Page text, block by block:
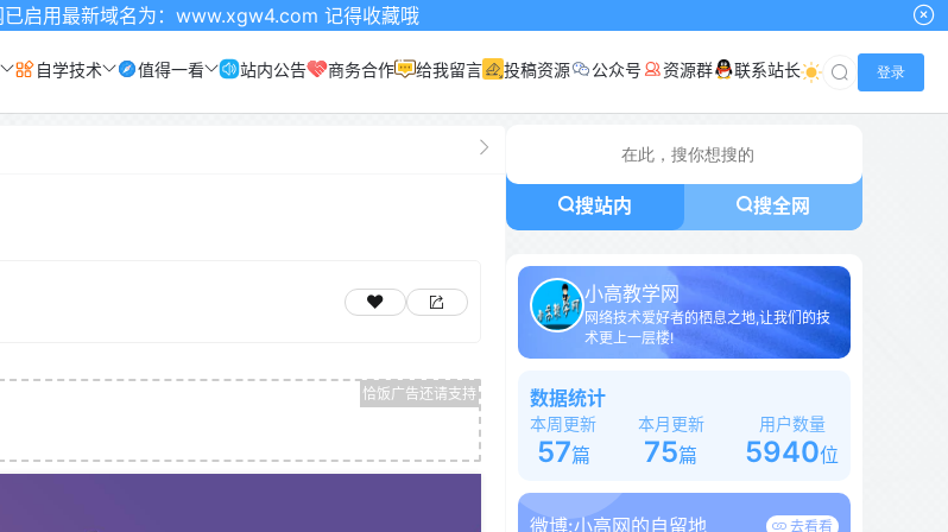
名为：www.xgw4.com 记得收藏哦
自学技术 值得一看 站内公告 商务合作 给我留言 投稿资源 公众号 资源群 联系站长 登录
搜站内 搜全网
小高教学网
网络技术爱好者的栖息之地,让我们的技
术更上一层楼!
数据统计
本周更新
57篇
本月更新
75篇
用户数量
5940位
微博:小高网的自留地 去看看